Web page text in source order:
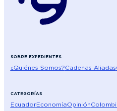
SOBRE EXPEDIENTES
¿Quiénes Somos?Cadenas Aliadas
CATEGORÍAS
EcuadorEconomíaOpinión